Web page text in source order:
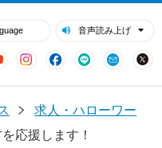
音声読み上げ
YouTubeInstagram
Facebook
LINE Mail
求人・ハローワー
応援します！